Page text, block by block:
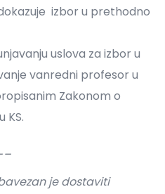
izbor u prethodno
uslova za izbor u
vanredni profesor u
Zakonom o
KS.
je dostaviti